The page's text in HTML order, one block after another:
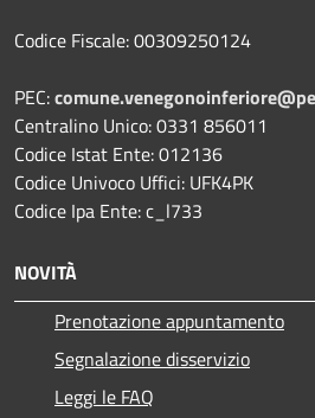
Codice Fiscale: 00309250124
PEC:
Centralino Unico: 0331 856011
Codice Istat Ente: 012136
Codice Univoco Uffici: UFK4PK
Codice Ipa Ente: c_l733
NOVITÀ
Prenotazione appuntamento
Segnalazione disservizio
Leggi le FAQ